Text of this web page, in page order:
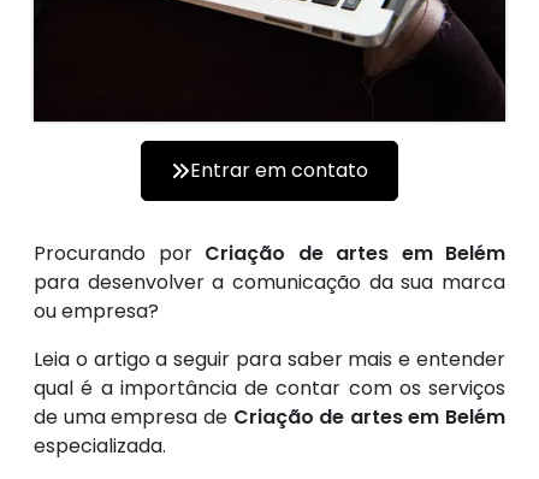
Procurando por Criação de artes em Belém
para desenvolver a comunicação da sua marca
ou empresa?
Leia o artigo a seguir para saber mais e entender
qual é a importância de contar com os serviços
de uma empresa de Criação de artes em Belém
especializada.
Entrar em contato